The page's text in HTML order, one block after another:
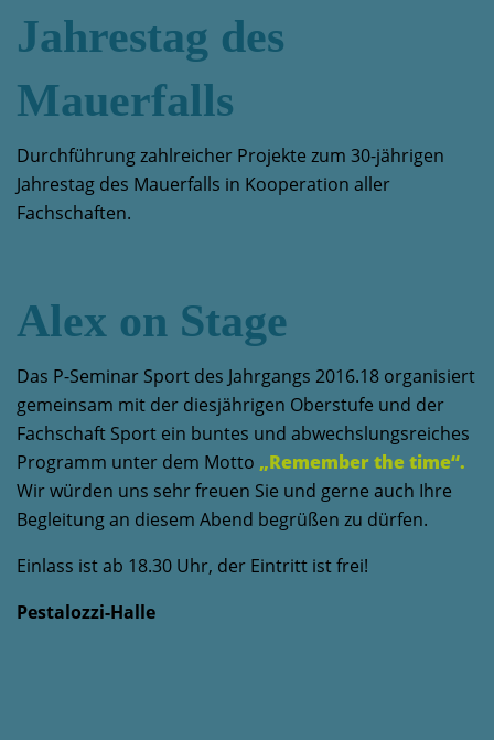
Jahrestag des
Mauerfalls
Durchführung zahlreicher Projekte zum 30-jährigen
Jahrestag des Mauerfalls in Kooperation aller
Fachschaften.
Alex on Stage
Das P-Seminar Sport des Jahrgangs 2016.18 organisiert
gemeinsam mit der diesjährigen Oberstufe und der
Fachschaft Sport ein buntes und abwechslungsreiches
Programm unter dem Motto „Remember the time“.
Wir würden uns sehr freuen Sie und gerne auch Ihre
Begleitung an diesem Abend begrüßen zu dürfen.
Einlass ist ab 18.30 Uhr, der Eintritt ist frei!
Pestalozzi-Halle